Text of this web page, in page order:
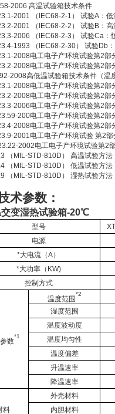
2006 高温试验箱技术条件
2001 （IEC68-2-1） 试验A：低
2001 （IEC68-2-2） 试验B：高
2006 （IEC68-2-3） 试验Ca：
1993 （IEC68-2-30） 试验Db
2008电工电子产环境试验第2
2008电工电子产环境试验第2
2008高低温试验箱技术条件（温
2008电工电子产环境试验第2
2008电工电子产环境试验第2
2006电工电子产环境试验第2
200电工电子产环境试验第2部
2008电工电子产环境试验第2
2001电工电子产环境试验 第2
2002电工电子产环境试验第2
（MIL-STD-810D） 高温试验方法
（MIL-STD-810D） 低温试验方法
（MIL-STD-810D） 湿热试验方法
术参数：
变湿热试验箱-20℃
型号
电源
*大电流（A）
*大功率（KW)
控制方式
数
*1
温度范围
*2
湿度范围
温度波动度
温度均匀性
温度偏差
升温速率
降温速率
料
外壳材料
内胆材料